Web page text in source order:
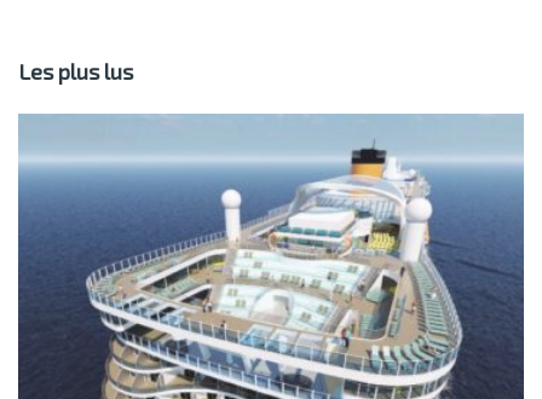
Les plus lus